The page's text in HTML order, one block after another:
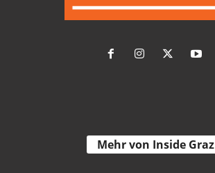
Mehr von Inside Graz